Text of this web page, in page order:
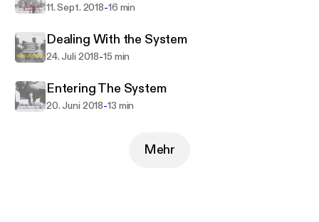
http://junketnyc.org/
11. Sept. 2018-16 min
Dealing With the System
24. Juli 2018-15 min
Entering The System
20. Juni 2018-13 min
Mehr